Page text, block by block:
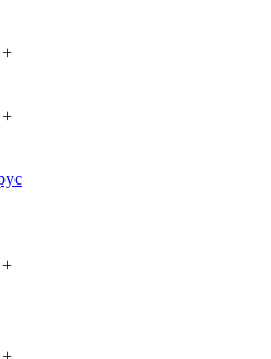
+
+
+